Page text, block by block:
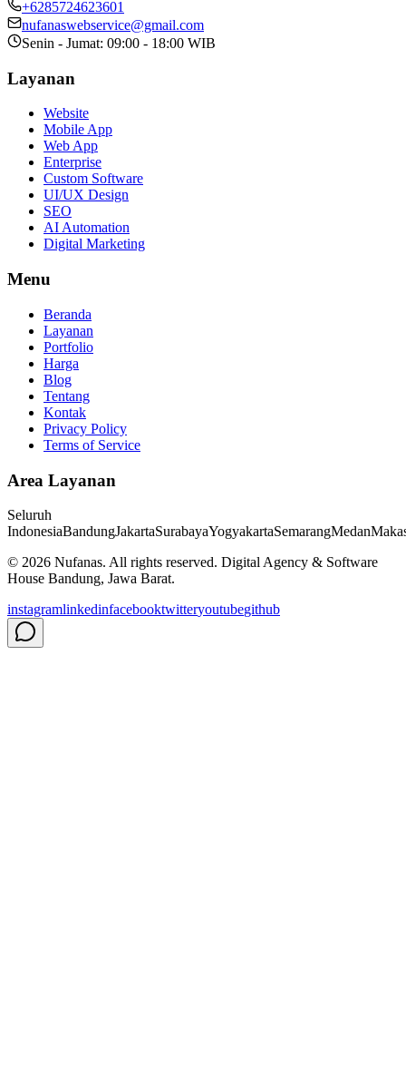
+6285724623601
nufanaswebservice@gmail.com
Senin - Jumat: 09:00 - 18:00 WIB
Layanan
Website
Mobile App
Web App
Enterprise
Custom Software
UI/UX Design
SEO
AI Automation
Digital Marketing
Menu
Beranda
Layanan
Portfolio
Harga
Blog
Tentang
Kontak
Privacy Policy
Terms of Service
Area Layanan
Seluruh
IndonesiaBandungJakartaSurabayaYogyakartaSemarangMedan
© 2026 Nufanas. All rights reserved. Digital Agency & Software
House Bandung, Jawa Barat.
instagramlinkedinfacebooktwitteryoutubegithub